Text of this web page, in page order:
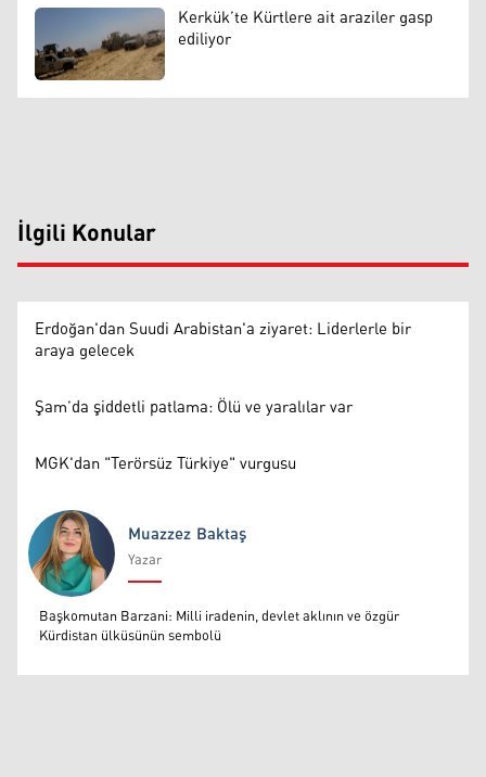
Kerkük’te Kürtlere ait araziler gasp
ediliyor
İlgili Konular
Erdoğan'dan Suudi Arabistan'a ziyaret: Liderlerle bir
araya gelecek
Şam’da şiddetli patlama: Ölü ve yaralılar var
MGK'dan "Terörsüz Türkiye" vurgusu
Muazzez Baktaş
Muazzez Baktaş
Yazar
Başkomutan Barzani: Milli iradenin, devlet aklının ve özgür
Kürdistan ülküsünün sembolü